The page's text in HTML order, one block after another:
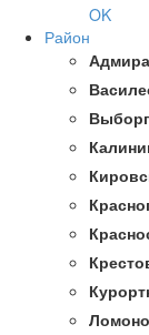
OK
Район